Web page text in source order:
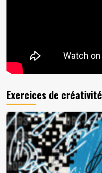
Exercices de créativité